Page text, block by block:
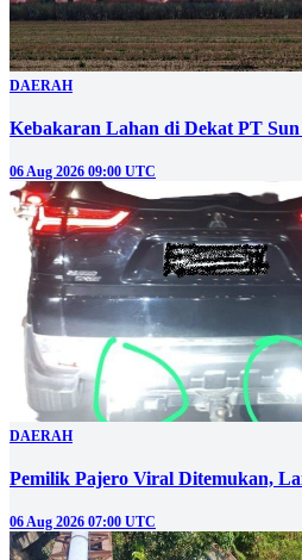
DAERAH
Kebakaran Lahan di Dekat PT
06 Aug 2026 09:00 UTC
DAERAH
Pemilik Pajero Viral Ditemukan,
06 Aug 2026 07:00 UTC